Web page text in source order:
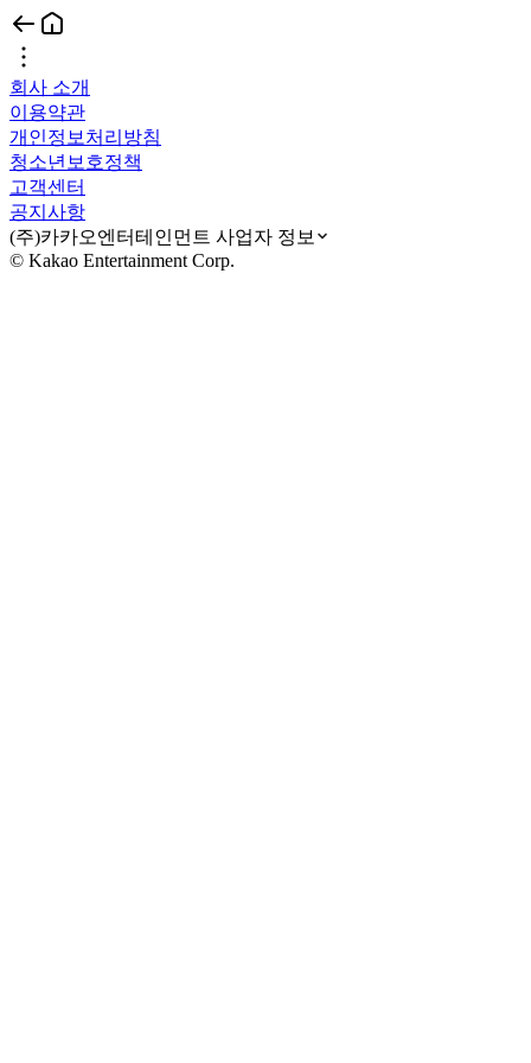
회사 소개
이용약관
개인정보처리방침
청소년보호정책
고객센터
공지사항
(주)카카오엔터테인먼트 사업자 정보
© Kakao Entertainment Corp.